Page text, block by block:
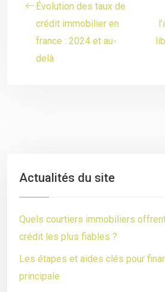
Évolution des taux de
crédit immobilier en
france : 2024 et au-
delà
Actualités du site
Quels courtiers immobiliers
crédit les plus fiables ?
Les étapes et aides clés pour
principale